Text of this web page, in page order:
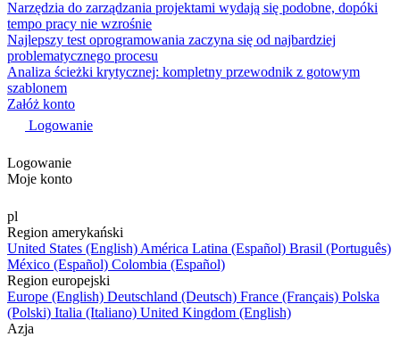
Narzędzia do zarządzania projektami wydają się podobne, dopóki
tempo pracy nie wzrośnie
Najlepszy test oprogramowania zaczyna się od najbardziej
problematycznego procesu
Analiza ścieżki krytycznej: kompletny przewodnik z gotowym
szablonem
Załóż konto
Logowanie
Logowanie
Moje konto
pl
Region amerykański
United States (English) América Latina (Español) Brasil (Português)
México (Español) Colombia (Español)
Region europejski
Europe (English) Deutschland (Deutsch) France (Français) Polska
(Polski) Italia (Italiano) United Kingdom (English)
Azja